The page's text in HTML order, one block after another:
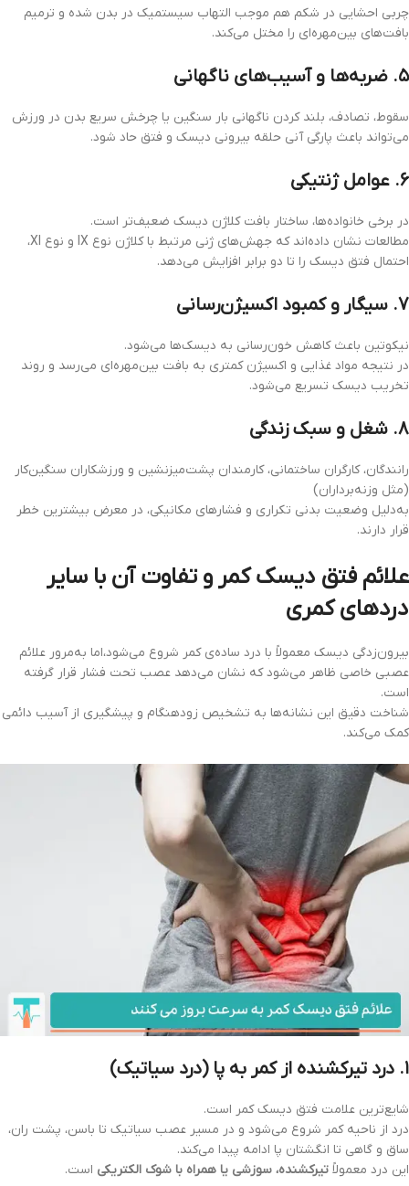
چربی احشایی در شکم هم موجب التهاب سیستمیک در بدن شده و ترمیم
بافت‌های بین‌مهره‌ای را مختل می‌کند.
۵. ضربه‌ها و آسیب‌های ناگهانی
سقوط، تصادف، بلند کردن ناگهانی بار سنگین یا چرخش سریع بدن در ورزش
می‌تواند باعث پارگی آنی حلقه بیرونی دیسک و فتق حاد شود.
۶. عوامل ژنتیکی
در برخی خانواده‌ها، ساختار بافت کلاژن دیسک ضعیف‌تر است.
مطالعات نشان داده‌اند که جهش‌های ژنی مرتبط با کلاژن نوع IX و نوع XI،
احتمال فتق دیسک را تا دو برابر افزایش می‌دهد.
۷. سیگار و کمبود اکسیژن‌رسانی
نیکوتین باعث کاهش خون‌رسانی به دیسک‌ها می‌شود.
در نتیجه مواد غذایی و اکسیژن کمتری به بافت بین‌مهره‌ای می‌رسد و روند
تخریب دیسک تسریع می‌شود.
۸. شغل و سبک زندگی
رانندگان، کارگران ساختمانی، کارمندان پشت‌میزنشین و ورزشکاران سنگین‌کار
(مثل وزنه‌برداران)
به‌دلیل وضعیت بدنی تکراری و فشارهای مکانیکی، در معرض بیشترین خطر
قرار دارند.
علائم فتق دیسک کمر و تفاوت آن با سایر
دردهای کمری
بیرون‌زدگی دیسک معمولاً با درد ساده‌ی کمر شروع می‌شود،اما به‌مرور علائم
عصبی خاصی ظاهر می‌شود که نشان می‌دهد عصب تحت فشار قرار گرفته
است.
شناخت دقیق این نشانه‌ها به تشخیص زودهنگام و پیشگیری از آسیب دائمی
کمک می‌کند.
۱. درد تیرکشنده از کمر به پا (درد سیاتیک)
شایع‌ترین علامت فتق دیسک کمر است.
درد از ناحیه کمر شروع می‌شود و در مسیر عصب سیاتیک تا باسن، پشت ران،
ساق و گاهی تا انگشتان پا ادامه پیدا می‌کند.
این درد معمولاً تیرکشنده، سوزشی یا همراه با شوک الکتریکی است.